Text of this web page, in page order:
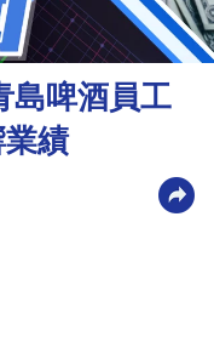
島啤酒員工
業績